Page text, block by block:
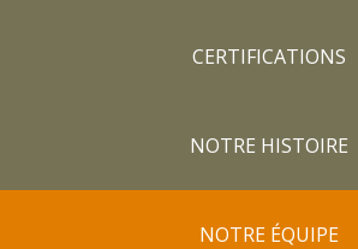
CERTIFICATIONS
NOTRE HISTOIRE
NOTRE ÉQUIPE